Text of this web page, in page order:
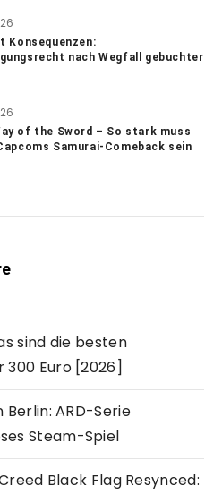
Konsequenzen:
nach Wegfall gebuchter
of the Sword – So stark muss
Samurai-Comeback sein
sind die besten
Euro [2026]
Berlin: ARD-Serie
Steam-Spiel
Black Flag Resynced: